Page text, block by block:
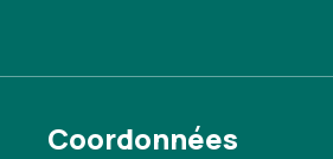
Coordonnées